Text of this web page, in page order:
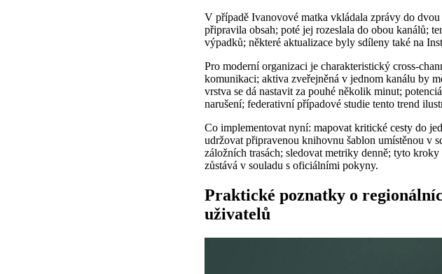
V případě Ivanovové matka vkládala zprávy do
připravila obsah; poté jej rozeslala do obou kanálů;
výpadků; některé aktualizace byly sdíleny také na
Pro moderní organizaci je charakteristický cross-
komunikaci; aktiva zveřejněná v jednom kanálu by
vrstva se dá nastavit za pouhé několik minut;
narušení; federativní případové studie tento trend
Co implementovat nyní: mapovat kritické cesty do
udržovat připravenou knihovnu šablon umístěnou v
záložních trasách; sledovat metriky denně; tyto
zůstává v souladu s oficiálními pokyny.
Praktické poznatky o
uživatelů